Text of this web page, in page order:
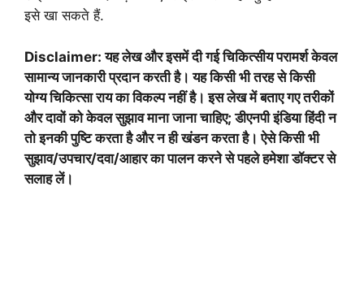
इसे खा सकते हैं.
Disclaimer: यह लेख और इसमें दी गई चिकित्सीय परामर्श केवल
सामान्य जानकारी प्रदान करती है। यह किसी भी तरह से किसी
योग्य चिकित्सा राय का विकल्प नहीं है। इस लेख में बताए गए तरीकों
और दावों को केवल सुझाव माना जाना चाहिए; डीएनपी इंडिया हिंदी न
तो इनकी पुष्टि करता है और न ही खंडन करता है। ऐसे किसी भी
सुझाव/उपचार/दवा/आहार का पालन करने से पहले हमेशा डॉक्टर से
सलाह लें।